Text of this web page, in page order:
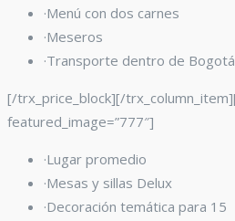
·Menú con dos carnes
·Meseros
·Transporte dentro de Bogotá
[/trx_price_block][/
featured_image=”777″]
·Lugar promedio
·Mesas y sillas Delux
·Decoración temática para 15